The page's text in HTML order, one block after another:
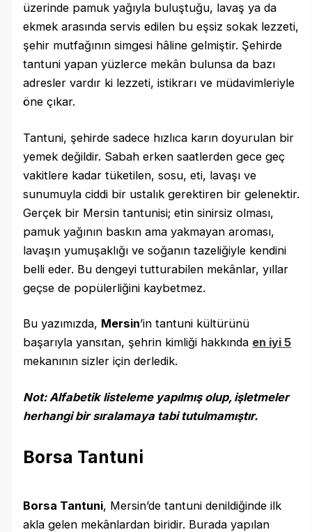
üzerinde pamuk yağıyla buluştuğu, lavaş ya da
ekmek arasında servis edilen bu eşsiz sokak lezzeti,
şehir mutfağının simgesi hâline gelmiştir. Şehirde
tantuni yapan yüzlerce mekân bulunsa da bazı
adresler vardır ki lezzeti, istikrarı ve müdavimleriyle
öne çıkar.
Tantuni, şehirde sadece hızlıca karın doyurulan bir
yemek değildir. Sabah erken saatlerden gece geç
vakitlere kadar tüketilen, sosu, eti, lavaşı ve
sunumuyla ciddi bir ustalık gerektiren bir gelenektir.
Gerçek bir Mersin tantunisi; etin sinirsiz olması,
pamuk yağının baskın ama yakmayan aroması,
lavaşın yumuşaklığı ve soğanın tazeliğiyle kendini
belli eder. Bu dengeyi tutturabilen mekânlar, yıllar
geçse de popülerliğini kaybetmez.
Bu yazımızda, Mersin’in tantuni kültürünü
başarıyla yansıtan, şehrin kimliği hakkında en iyi 5
mekanının sizler için derledik.
Not: Alfabetik listeleme yapılmış olup, işletmeler
herhangi bir sıralamaya tabi tutulmamıştır.
Borsa Tantuni
Borsa Tantuni, Mersin’de tantuni denildiğinde ilk
akla gelen mekânlardan biridir. Burada yapılan